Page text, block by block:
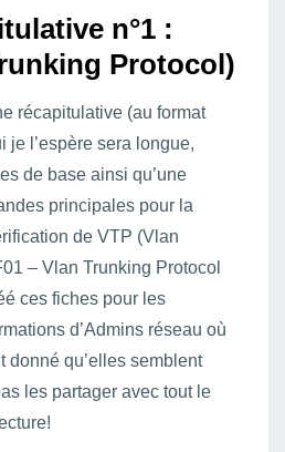
n°1 :
Protocol)
récapitulative (au format
je l’espère sera longue,
de base ainsi qu’une
principales pour la
de VTP (Vlan
– Vlan Trunking Protocol
ces fiches pour les
d’Admins réseau où
donné qu’elles semblent
les partager avec tout le